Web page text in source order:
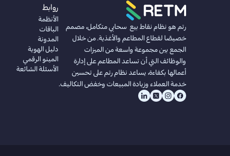
رتم هو نظام نقاط بيع سحابي متكامل، مصمم
خصيصًا لقطاع المطاعم والأغذية. من خلال
الجمع بين مجموعة واسعة من الميزات
والوظائف التي أن تساعد المطاعم على إدارة
أعمالها بكفاءة، يساعد نظام رتم على تحسين
خدمة العملاء وزيادة المبيعات وخفض التكاليف.
روابط
الأنظمة
الباقات
المدونة
دليل الهوية
المينو الرقمي
الأسئلة الشائعة